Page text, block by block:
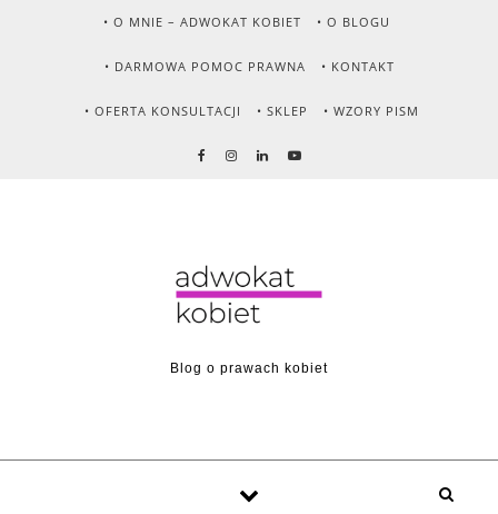
• O MNIE – ADWOKAT KOBIET • O BLOGU
• DARMOWA POMOC PRAWNA • KONTAKT
• OFERTA KONSULTACJI • SKLEP • WZORY PISM
Blog o prawach kobiet